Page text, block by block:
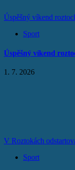
Úspěšný víkend
Sport
Úspěšný víkend
1. 7. 2026
V Roztokách
Sport